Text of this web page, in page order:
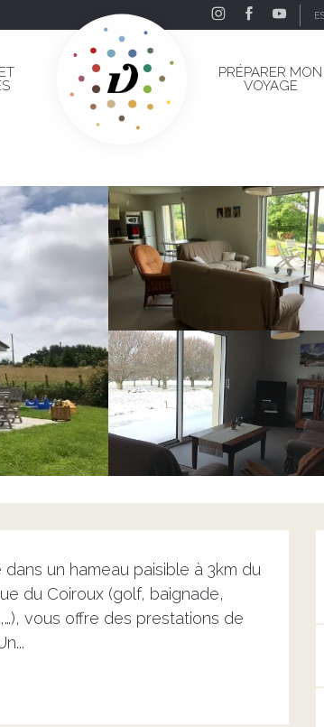
PRÉPARER MON
VOYAGE
un hameau paisible à 3km du
du Coiroux (golf, baignade,
vous offre des prestations de